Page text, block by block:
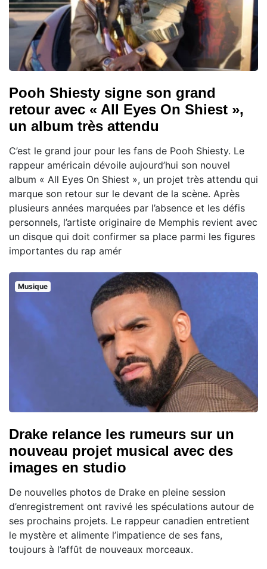
Pooh Shiesty signe son grand
retour avec « All Eyes On Shiest »,
un album très attendu
C’est le grand jour pour les fans de Pooh Shiesty. Le
rappeur américain dévoile aujourd’hui son nouvel
album « All Eyes On Shiest », un projet très attendu qui
marque son retour sur le devant de la scène. Après
plusieurs années marquées par l’absence et les défis
personnels, l’artiste originaire de Memphis revient avec
un disque qui doit confirmer sa place parmi les figures
importantes du rap amér
Musique
Drake relance les rumeurs sur un
nouveau projet musical avec des
images en studio
De nouvelles photos de Drake en pleine session
d’enregistrement ont ravivé les spéculations autour de
ses prochains projets. Le rappeur canadien entretient
le mystère et alimente l’impatience de ses fans,
toujours à l’affût de nouveaux morceaux.